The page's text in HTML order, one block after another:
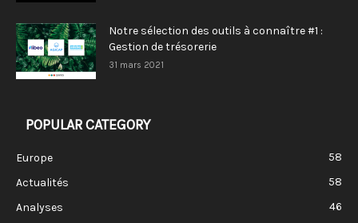
Notre sélection des outils à connaître #1 :
Gestion de trésorerie
31 mars 2021
POPULAR CATEGORY
Europe
58
Actualités
58
Analyses
46